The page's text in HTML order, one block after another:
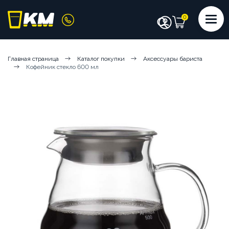
КОФЕМАШИНЫ
ПОСУДА И КРЫШКИ ЧАЙ
АРЕНДА КОФЕМАШИН
КОФЕМАШИНЫ НА СУХИХ ИНГРЕДИЕНТАХ
КОФЕМАШИНЫ НА ЦЕЛЬНОМ МОЛОКЕ
Главная страница Каталог покупки
Аксессуары бариста
Кофейник стекло 600 мл